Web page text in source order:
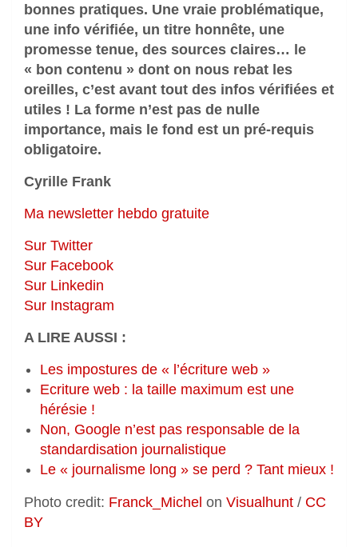
bonnes pratiques. Une vraie problématique,
une info vérifiée, un titre honnête, une
promesse tenue, des sources claires… le
« bon contenu » dont on nous rebat les
oreilles, c’est avant tout des infos vérifiées et
utiles ! La forme n’est pas de nulle
importance, mais le fond est un pré-requis
obligatoire.
Cyrille Frank
Ma newsletter hebdo gratuite
Sur Twitter
Sur Facebook
Sur Linkedin
Sur Instagram
A LIRE AUSSI :
Les impostures de « l’écriture web »
Ecriture web : la taille maximum est une
hérésie !
Non, Google n’est pas responsable de la
standardisation journalistique
Le « journalisme long » se perd ? Tant mieux !
Photo credit: Franck_Michel on Visualhunt / CC
BY